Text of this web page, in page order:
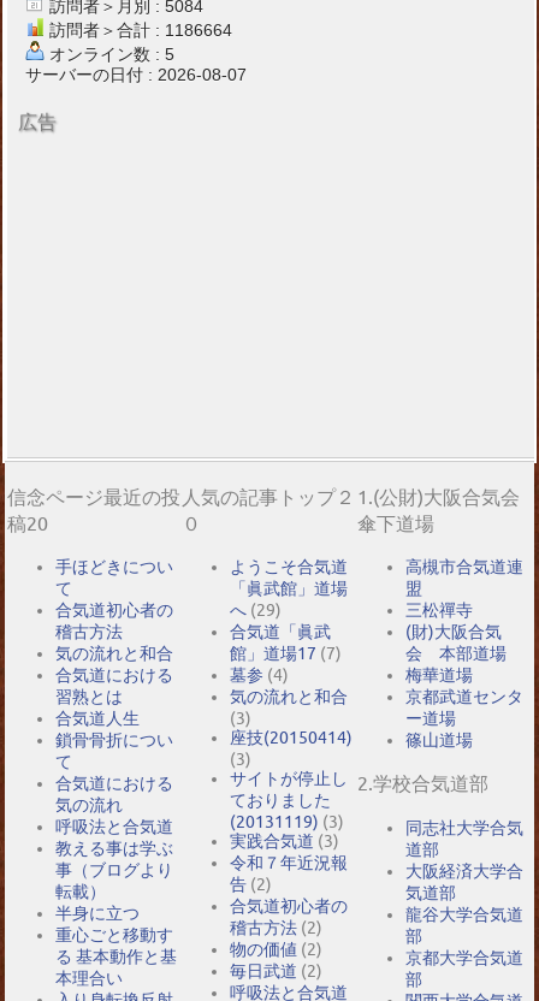
訪問者＞月別 : 5084
訪問者＞合計 : 1186664
オンライン数 : 5
サーバーの日付 : 2026-08-07
広告
信念ページ最近の投
稿20
手ほどきについ
て
合気道初心者の
稽古方法
気の流れと和合
合気道における
習熟とは
合気道人生
鎖骨骨折につい
て
合気道における
気の流れ
呼吸法と合気道
教える事は学ぶ
事（ブログより
転載）
半身に立つ
重心ごと移動す
る 基本動作と基
本理合い
人気の記事トップ２
０
ようこそ合気道
「眞武館」道場
へ (29)
合気道「眞武
館」道場17 (7)
墓参 (4)
気の流れと和合
(3)
座技(20150414)
(3)
サイトが停止し
ておりました
(20131119) (3)
実践合気道 (3)
令和７年近況報
告 (2)
合気道初心者の
稽古方法 (2)
物の価値 (2)
毎日武道 (2)
呼吸法と合気道
1.(公財)大阪合気会
傘下道場
高槻市合気道連
盟
三松禪寺
(財)大阪合気
会 本部道場
梅華道場
京都武道センタ
ー道場
篠山道場
2.学校合気道部
同志社大学合気
道部
大阪経済大学合
気道部
龍谷大学合気道
部
京都大学合気道
部